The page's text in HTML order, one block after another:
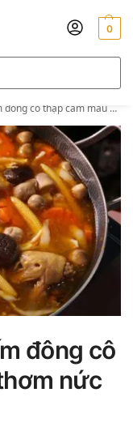
0
cẩm màu đẹp thơm nức ngon vô đối
đông cô
nức